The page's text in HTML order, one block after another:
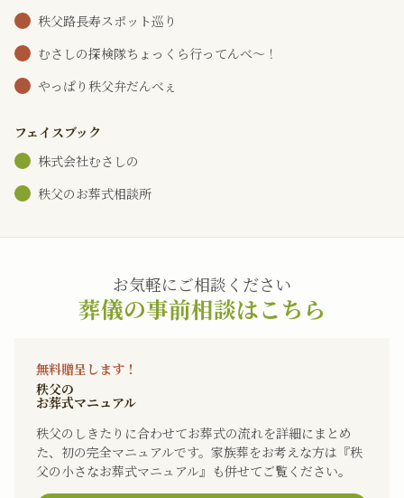
秩父路長寿スポット巡り
むさしの探検隊ちょっくら行ってんべ～！
やっぱり秩父弁だんべぇ
フェイスブック
株式会社むさしの
秩父のお葬式相談所
お気軽にご相談ください
葬儀の事前相談はこちら
無料贈呈します！
秩父の
お葬式マニュアル
秩父のしきたりに合わせてお葬式の流れを詳細にまとめ
た、初の完全マニュアルです。家族葬をお考えな方は『秩
父の小さなお葬式マニュアル』も併せてご覧ください。